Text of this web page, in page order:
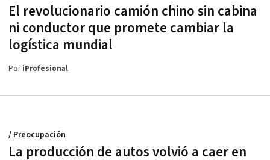
El revolucionario camión chino sin cabina
ni conductor que promete cambiar la
logística mundial
PoriProfesional
La producción de autos volvió a caer en
/ Preocupación